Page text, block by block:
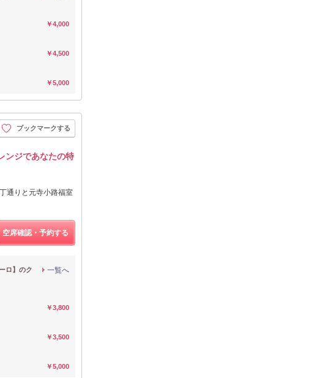
￥4,000
￥4,500
￥5,000
ブックマークする
ンジであなたの特
通りと元寺小路福室
空席確認・予約する
ロ】のク
一覧へ
￥3,800
￥3,500
￥5,000